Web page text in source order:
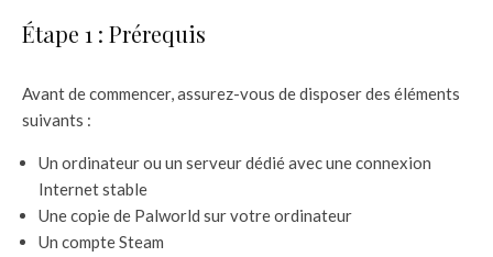
Étape 1 : Prérequis
Avant de commencer, assurez-vous de disposer des éléments
suivants :
Un ordinateur ou un serveur dédié avec une connexion
Internet stable
Une copie de Palworld sur votre ordinateur
Un compte Steam